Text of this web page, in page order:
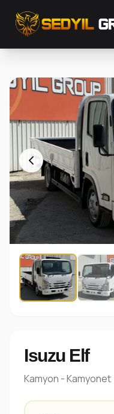
Isuzu Elf
Kamyon - Kamyonet